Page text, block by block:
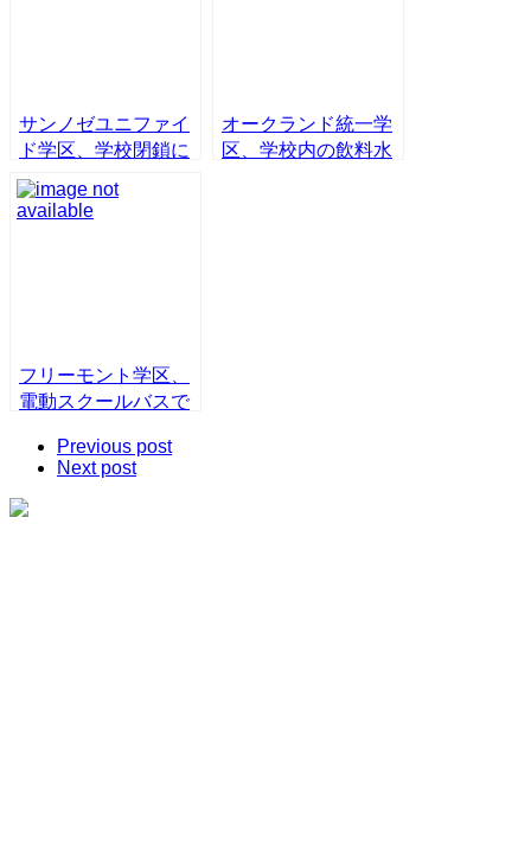
サンノゼユニファイ
ド学区、学校閉鎖に
親たちの不満が高ま
る
オークランド統一学
区、学校内の飲料水
フリーモント学区、
電動スクールバスで
Previous post
Next post